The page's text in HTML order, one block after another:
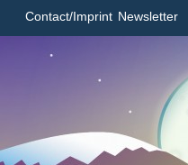
Contact/Imprint Newsletter